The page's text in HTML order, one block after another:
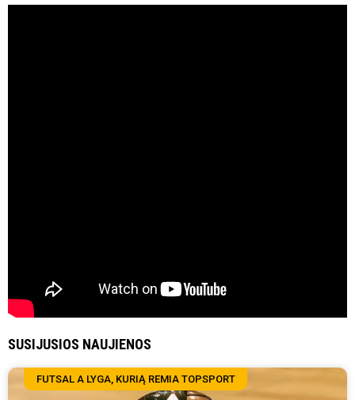
SUSIJUSIOS NAUJIENOS
FUTSAL A LYGA, KURIĄ REMIA TOPSPORT